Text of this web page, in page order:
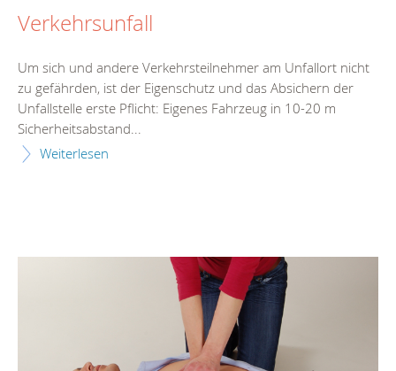
Verkehrsunfall
Um sich und andere Verkehrsteilnehmer am Unfallort nicht
zu gefährden, ist der Eigenschutz und das Absichern der
Unfallstelle erste Pflicht: Eigenes Fahrzeug in 10-20 m
Sicherheitsabstand...
Weiterlesen